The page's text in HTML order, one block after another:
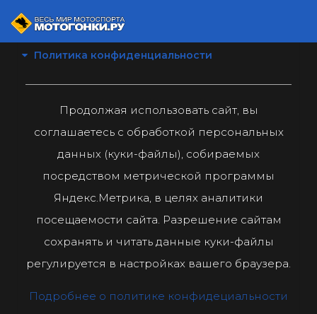
Политика конфиденциальности
Продолжая использовать сайт, вы
соглашаетесь с обработкой персональных
данных (куки-файлы), собираемых
посредством метрической программы
Яндекс.Метрика, в целях аналитики
посещаемости сайта. Разрешение сайтам
сохранять и читать данные куки-файлы
регулируется в настройках вашего браузера.
Подробнее о политике конфидециальности